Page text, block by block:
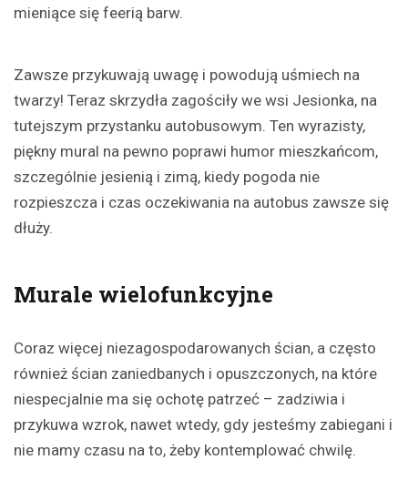
mieniące się feerią barw.
Zawsze przykuwają uwagę i powodują uśmiech na
twarzy! Teraz skrzydła zagościły we wsi Jesionka, na
tutejszym przystanku autobusowym. Ten wyrazisty,
piękny mural na pewno poprawi humor mieszkańcom,
szczególnie jesienią i zimą, kiedy pogoda nie
rozpieszcza i czas oczekiwania na autobus zawsze się
dłuży.
Murale wielofunkcyjne
Coraz więcej niezagospodarowanych ścian, a często
również ścian zaniedbanych i opuszczonych, na które
niespecjalnie ma się ochotę patrzeć – zadziwia i
przykuwa wzrok, nawet wtedy, gdy jesteśmy zabiegani i
nie mamy czasu na to, żeby kontemplować chwilę.